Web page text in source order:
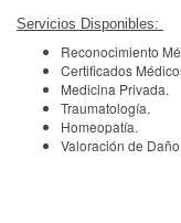
Servicios Disponibles:
Reconocimiento
Certificados
Medicina Privada.
Traumatología.
Homeopatía.
Valoración de